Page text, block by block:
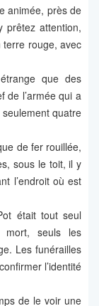
animée, près de
prêtez attention,
terre rouge, avec
que des
de l’armée qui a
quatre
de fer rouillée,
sous le toit, il y
l’endroit où est
était tout seul
seuls les
Les funérailles
l’identité
de le voir une